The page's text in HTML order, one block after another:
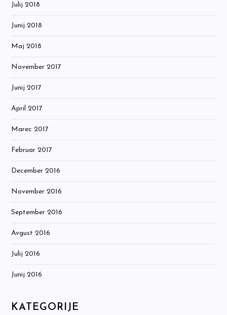
Julij 2018
Junij 2018
Maj 2018
November 2017
Junij 2017
April 2017
Marec 2017
Februar 2017
December 2016
November 2016
September 2016
Avgust 2016
Julij 2016
Junij 2016
KATEGORIJE